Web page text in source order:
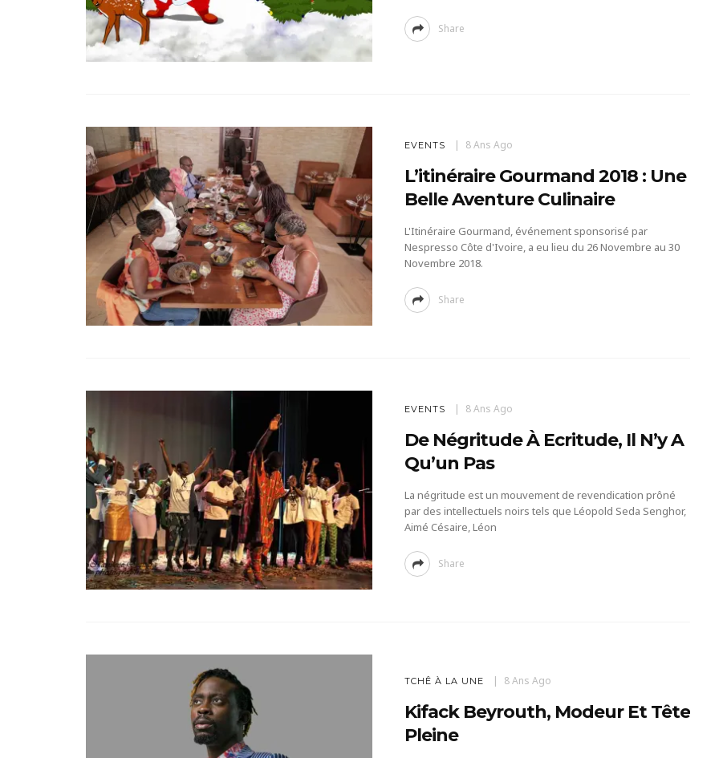
Share
EVENTS 8 Ans Ago
L’itinéraire Gourmand 2018 : Une
Belle Aventure Culinaire
L'Itinéraire Gourmand, événement sponsorisé par
Nespresso Côte d'Ivoire, a eu lieu du 26 Novembre au 30
Novembre 2018.
Share
EVENTS 8 Ans Ago
De Négritude À Ecritude, Il N’y A
Qu’un Pas
La négritude est un mouvement de revendication prôné
par des intellectuels noirs tels que Léopold Seda Senghor,
Aimé Césaire, Léon
Share
TCHÊ À LA UNE 8 Ans Ago
Kifack Beyrouth, Modeur Et Tête
Pleine